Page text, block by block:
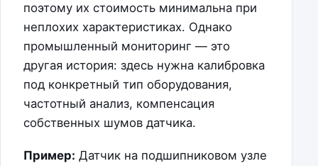
поэтому их стоимость минимальна при
неплохих характеристиках. Однако
промышленный мониторинг — это
другая история: здесь нужна калибровка
под конкретный тип оборудования,
частотный анализ, компенсация
собственных шумов датчика.
Пример: Датчик на подшипниковом узле